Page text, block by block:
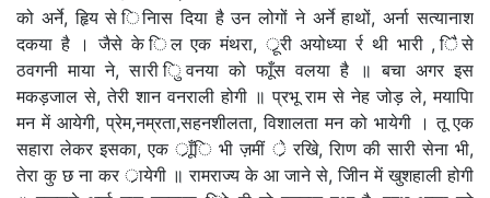
को अर्ने, हृिय से िनिास दिया है उन लोगों ने अर्ने हाथों, अर्ना सत्यानाश
दकया है । जैसे के िल एक मंथरा, र्ूरी अयोध्या र्र थी भारी , िैसे
ठवगनी माया ने, सारी िुवनया को फाूँस वलया है ॥ बचा अगर इस
मकड़जाल से, तेरी शान वनराली होगी ॥ प्रभू राम से नेह जोड़ ले, मयापिा
मन में आयेगी, प्रेम,नम्रता,सहनशीलता, विशालता मन को भायेगी । तू एक
सहारा लेकर इसका, एक र्ाूँि भी ज़मीं र्े रखिे, रािण की सारी सेना भी,
तेरा कु छ ना कर र्ायेगी ॥ रामराज्य के आ जाने से, जीिन में खुशहाली होगी